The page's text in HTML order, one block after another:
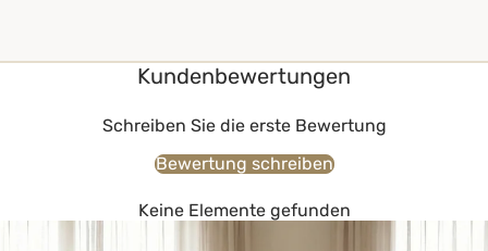
Kundenbewertungen
Schreiben Sie die erste Bewertung
Bewertung schreiben
Keine Elemente gefunden